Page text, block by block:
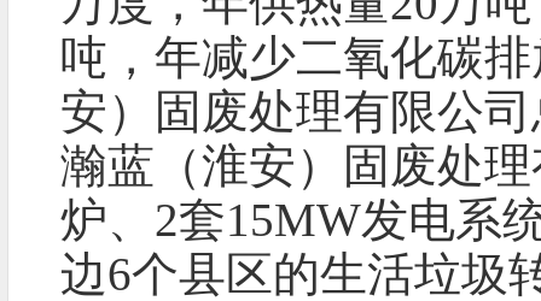
吨，年减少二氧化碳
安）固废处理有限公
瀚蓝（淮安）固废处
炉、2套15MW发电系
边6个县区的生活垃圾